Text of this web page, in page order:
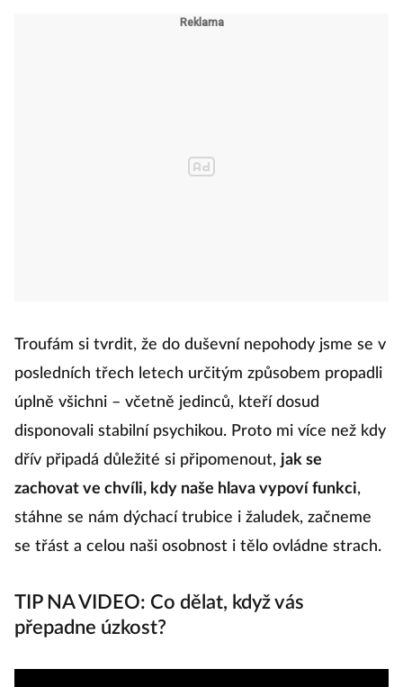
Troufám si tvrdit, že do duševní nepohody jsme se v
posledních třech letech určitým způsobem propadli
úplně všichni – včetně jedinců, kteří dosud
disponovali stabilní psychikou. Proto mi více než kdy
dřív připadá důležité si připomenout, jak se
zachovat ve chvíli, kdy naše hlava vypoví funkci,
stáhne se nám dýchací trubice i žaludek, začneme
se třást a celou naši osobnost i tělo ovládne strach.
TIP NA VIDEO: Co dělat, když vás
přepadne úzkost?